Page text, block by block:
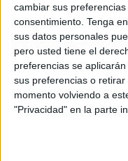
cambiar sus
consentimiento. Tenga
sus datos personales
pero usted tiene el
preferencias se
sus preferencias o
momento volviendo a
"Privacidad" en la parte
Per inscriure's,
mínim de 1.000
Girona, que
el benestar i la
càncer i a finançar